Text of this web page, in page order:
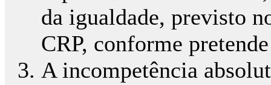
da igualdade, previsto
CRP, conforme
A incompetência